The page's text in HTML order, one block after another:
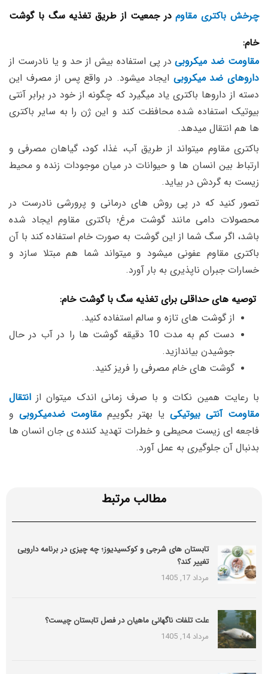
چرخش باکتری مقاومدر جمعیت از طریق تغذیه سگ با گوشت
خام:
مقاومت ضد میکروبیدر پی استفاده بیش از حد و یا نادرست از
داروهای ضد میکروبی ایجاد میشود. در واقع پس از مصرف این
دسته از داروها باکتری یاد میگیرد که چگونه از خود در برابر آنتی
بیوتیک استفاده شده محافظت کند و این ژن را به سایر باکتری
ها هم انتقال میدهد.
باکتری مقاوم میتواند از طریق آب، غذا، کود، گیاهان مصرفی و
ارتباط بین انسان ها و حیوانات در میان موجودات زنده و محیط
زیست به گردش در بیاید.
تصور کنید که در پی روش های درمانی و پرورشی نادرست در
محصولات دامی مانند گوشت مرغ؛ باکتری مقاوم ایجاد شده
باشد، اگر سگ شما از این گوشت به صورت خام استفاده کند با آن
باکتری مقاوم عفونی میشود و میتواند شما هم مبتلا سازد و
خسارات جبران ناپذیری به بار آورد.
توصیه های حداقلی برای تغذیه سگ با گوشت خام:
از گوشت های تازه و سالم استفاده کنید.
دست کم به مدت 10 دقیقه گوشت ها را در آب در حال
جوشیدن بیاندازید.
گوشت های خام مصرفی را فریز کنید.
با رعایت همین نکات و با صرف زمانی اندک میتوان از انتقال
مقاومت آنتی بیوتیکی یا بهتر بگوییم مقاومت ضدمیکروبی و
فاجعه ای زیست محیطی و خطرات تهدید کننده ی جان انسان ها
بدنبال آن جلوگیری به عمل آورد.
مطالب مرتبط
تابستان های شرجی و کوکسیدیوز؛ چه چیزی در برنامه دارویی
تغییر کند؟
مرداد 17, 1405
علت تلفات ناگهانی ماهیان در فصل تابستان چیست؟
مرداد 14, 1405